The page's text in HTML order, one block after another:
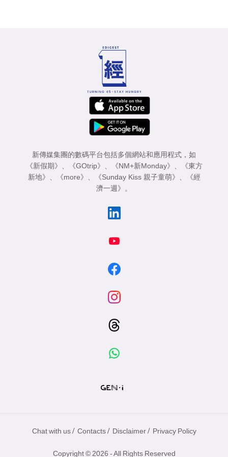
新傳媒集團的數碼平台包括多個網站和應用程式，如
《新假期》 、 《GOtrip》 、 《NM+新Monday》 、
《東方
新地》 、 《more》 、 《Sunday Kiss 親子童萌》 、
《經
濟一週》 。
Chat with us / Contacts / Disclaimer / Privacy Policy
Copyright © 2026 - All Rights Reserved